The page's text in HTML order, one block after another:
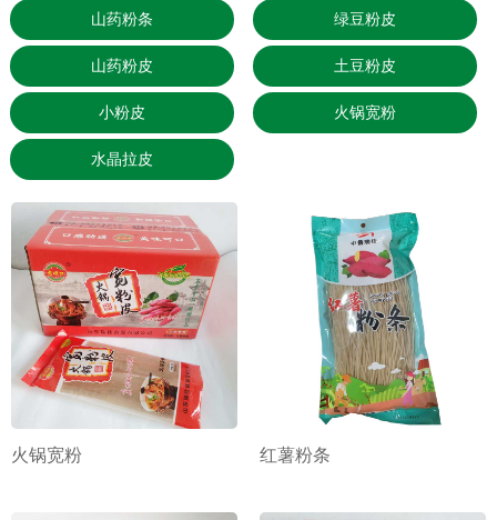
山药粉条 绿豆粉皮
山药粉皮 土豆粉皮
小粉皮 火锅宽粉
水晶拉皮
火锅宽粉 红薯粉条